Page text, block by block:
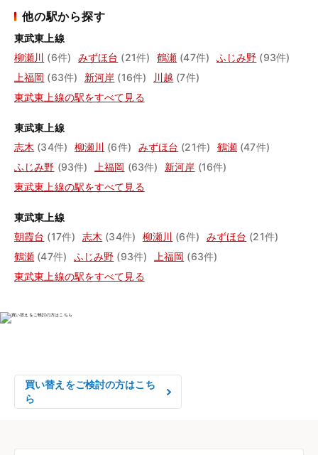
他の駅から探す
東武東上線
柳瀬川 (6件) みずほ台 (21件) 鶴瀬 (47件) ふじみ野 (93件)
上福岡 (63件) 新河岸 (16件) 川越 (7件)
東武東上線の駅をすべて見る
東武東上線
志木 (34件) 柳瀬川 (6件) みずほ台 (21件) 鶴瀬 (47件)
ふじみ野 (93件) 上福岡 (63件) 新河岸 (16件)
東武東上線の駅をすべて見る
東武東上線
朝霞台 (17件) 志木 (34件) 柳瀬川 (6件) みずほ台 (21件)
鶴瀬 (47件) ふじみ野 (93件) 上福岡 (63件)
東武東上線の駅をすべて見る
買い替えをご検討の方はこち
ら